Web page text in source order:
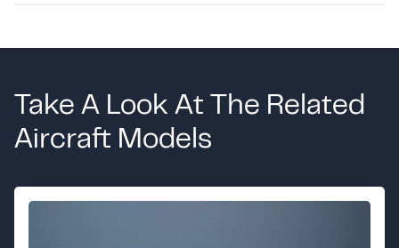
Take A Look At The Related
Aircraft Models